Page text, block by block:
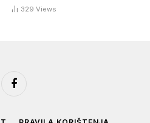
329 Views
Facebook